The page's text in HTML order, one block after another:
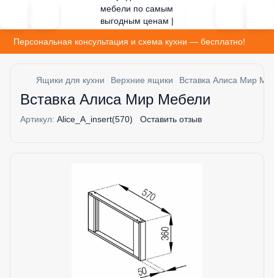
Персональная консультация и схема кухни — бесплатно!
Ящики для кухни Верхние ящики Вставка Алиса Мир
Вставка Алиса Мир Мебели
Артикул: Alice_A_insert(570) Оставить отзыв